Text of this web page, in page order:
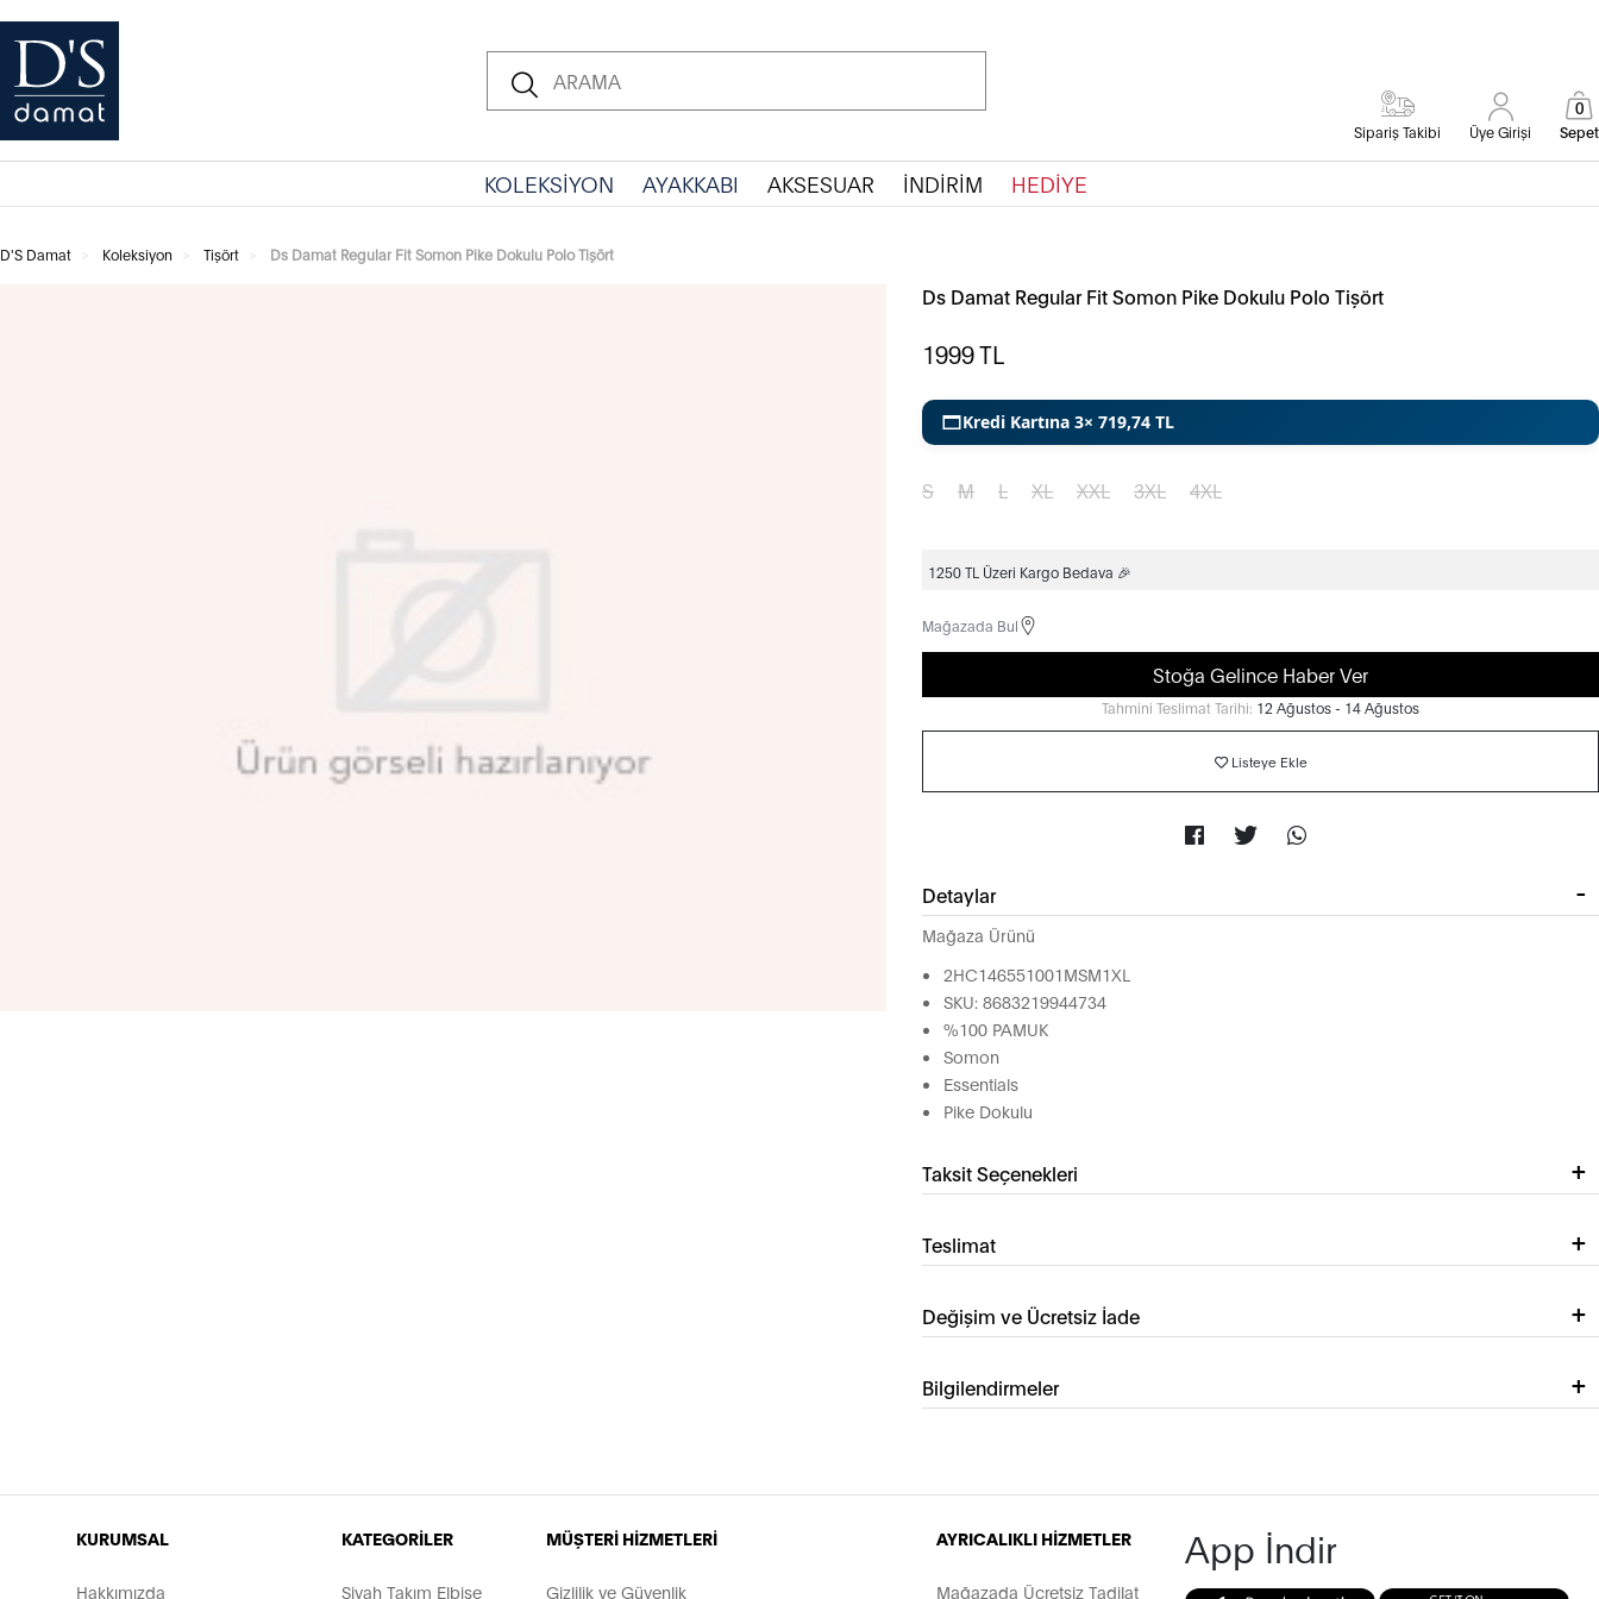
Sipariş Takibi Üye Girişi Sepet
0
KOLEKSİYON AYAKKABI AKSESUAR İNDİRİM HEDİYE
D'S Damat Koleksiyon Tişört Ds Damat Regular Fit Somon Pike Dokulu Polo Tişört
Ds Damat Regular Fit Somon Pike Dokulu Polo Tişört
1999TL
Kredi Kartına 3× 719,74 TL
S M L XL XXL 3XL 4XL
1250 TL Üzeri Kargo Bedava 🎉
Mağazada Bul
Stoğa Gelince Haber Ver
Tahmini Teslimat Tarihi: 12 Ağustos - 14 Ağustos
Listeye Ekle
Detaylar
Mağaza Ürünü
2HC146551001MSM1XL
SKU: 8683219944734
%100 PAMUK
Somon
Essentials
Pike Dokulu
Taksit Seçenekleri
Teslimat
Değişim ve Ücretsiz İade
Bilgilendirmeler
KURUMSAL
Hakkımızda
KATEGORİLER
Siyah Takım Elbise
MÜŞTERİ HİZMETLERİ
Gizlilik ve Güvenlik
AYRICALIKLI HİZMETLER
Mağazada Ücretsiz Tadilat
App İndir